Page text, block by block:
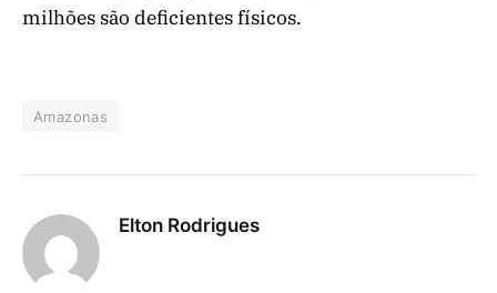
milhões são deficientes físicos.
Amazonas
Elton Rodrigues